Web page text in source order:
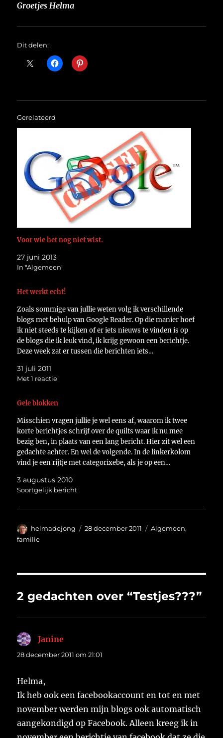
Groetjes Helma
Dit delen:
Gerelateerd
Voor wie het nog niet wist.
27 juni 2013
In "Algemeen"
Het werkt echt!
Zoals sommige van jullie weten volg ik verschillende
blogs met behulp van Google Reader. Op die manier hoef
ik niet steeds te kijken of er iets nieuws te vinden is op
de blogs die ik leuk vind, ik krijg gewoon een berichtje.
Deze week zat er tussen die berichten iets…
31 juli 2011
Met 1 reactie
Gele blokken
Misschien vragen jullie je wel eens af, waarom ik twee
korte berichtjes schrijf over de quilts waar ik nu mee
bezig ben, in plaats van een lang bericht. Hier zit wel een
gedachte achter. En wel de volgende. In de linkerkolom
vind je een rijtje met categorixebe, als je op een…
3 augustus 2010
Soortgelijk bericht
Auteur
helmadejong
Geplaatst
28 december 2011 Categorieën
Algemeen,
familie
2 gedachten over “Testjes???”
Janine
28 december 2011 om 21:01
Helma,
Ik heb ook een facebookaccount en tot en met
november werden mijn blogs ook automatisch
aangekondigd op Facebook. Alleen kreeg ik in